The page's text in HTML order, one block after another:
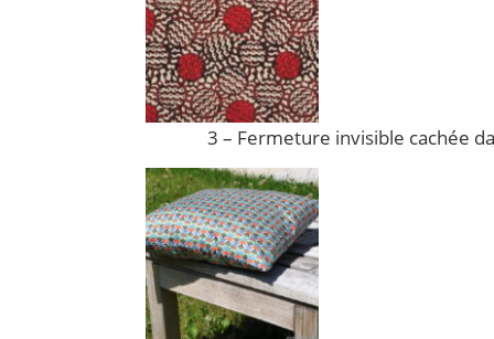
3 – Fermeture invisible cachée